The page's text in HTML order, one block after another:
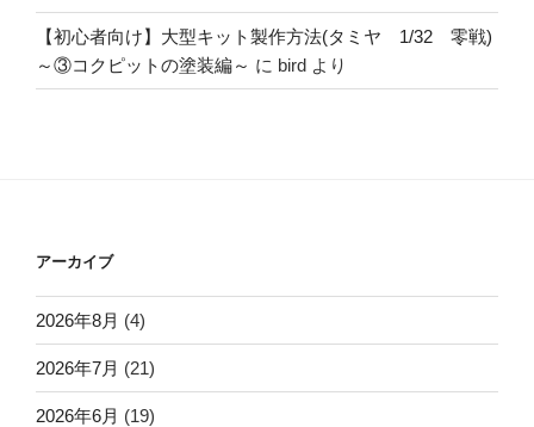
【初心者向け】大型キット製作方法(タミヤ 1/32 零戦)
～③コクピットの塗装編～ に bird より
アーカイブ
2026年8月 (4)
2026年7月 (21)
2026年6月 (19)